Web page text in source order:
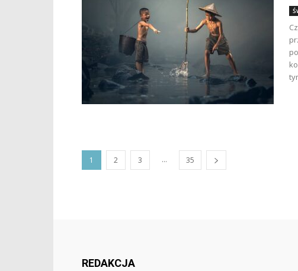
1 2 3 ... 35
REDAKCJA